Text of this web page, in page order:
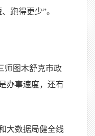
跑得更少”。
师图木舒克市政
办事速度，还有
大数据局健全线